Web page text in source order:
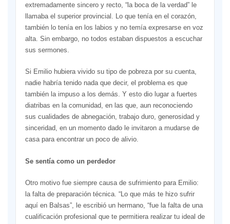
extremadamente sincero y recto, “la boca de la verdad” le
llamaba el superior provincial. Lo que tenía en el corazón,
también lo tenía en los labios y no temía expresarse en voz
alta. Sin embargo, no todos estaban dispuestos a escuchar
sus sermones.
Si Emilio hubiera vivido su tipo de pobreza por su cuenta,
nadie habría tenido nada que decir, el problema es que
también la impuso a los demás. Y esto dio lugar a fuertes
diatribas en la comunidad, en las que, aun reconociendo
sus cualidades de abnegación, trabajo duro, generosidad y
sinceridad, en un momento dado le invitaron a mudarse de
casa para encontrar un poco de alivio.
Se sentía como un perdedor
Otro motivo fue siempre causa de sufrimiento para Emilio:
la falta de preparación técnica. “Lo que más te hizo sufrir
aquí en Balsas”, le escribió un hermano, “fue la falta de una
cualificación profesional que te permitiera realizar tu ideal de